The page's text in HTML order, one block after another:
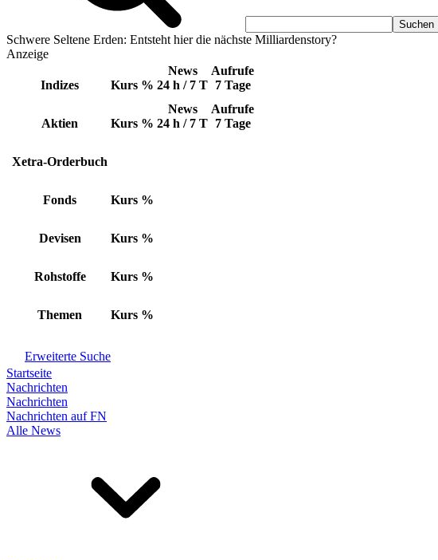
Schwere Seltene Erden: Entsteht hier die nächste Milliardenstory?
Anzeige
Indizes Kurs %
News
24 h / 7 T
Aufrufe
7 Tage
Aktien Kurs %
News
24 h / 7 T
Aufrufe
7 Tage
Xetra-Orderbuch
Fonds Kurs %
Devisen Kurs %
Rohstoffe Kurs %
Themen Kurs %
Erweiterte Suche
Startseite
Nachrichten
Nachrichten
Nachrichten auf FN
Alle News